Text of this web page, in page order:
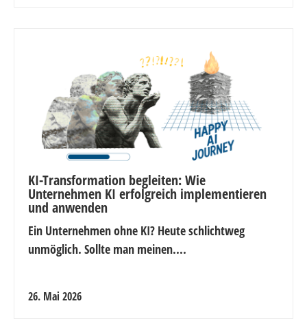
KI-Transformation begleiten: Wie
Unternehmen KI erfolgreich implementieren
und anwenden
Ein Unternehmen ohne KI? Heute schlichtweg
unmöglich. Sollte man meinen....
26. Mai 2026